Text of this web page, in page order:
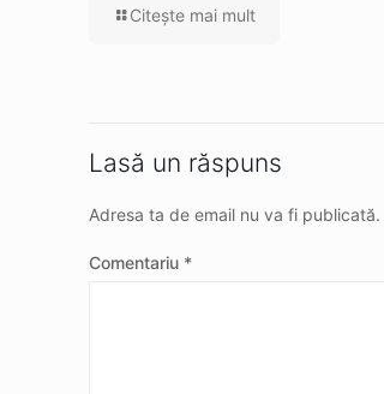
Citeşte mai mult
Lasă un răspuns
Adresa ta de email nu va fi publicată.
Comentariu *